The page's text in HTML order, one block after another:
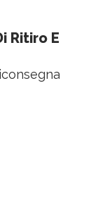
Ritiro E